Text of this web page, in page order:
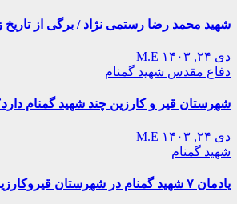
شهید محمد رضا رستمی نژاد / برگی از تاریخ
دی ۲۴, ۱۴۰۳
M.E
دفاع مقدس شهید گمنام
شهرستان قیر و کارزین چند شهید گمنام
دی ۲۴, ۱۴۰۳
M.E
شهید گمنام
یادمان ۷ شهید گمنام در شهرستان قیروکارزین / در کمیل مدیا ببینید